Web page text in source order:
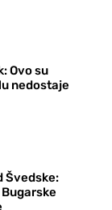
Ovo su
nedostaje
Švedske: